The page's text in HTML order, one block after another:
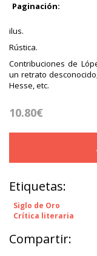
Paginación:
ilus.
Rústica.
Contribuciones de
un retrato
Hesse, etc.
10.80€
Etiquetas:
Siglo de Oro
Crítica literaria
Compartir: